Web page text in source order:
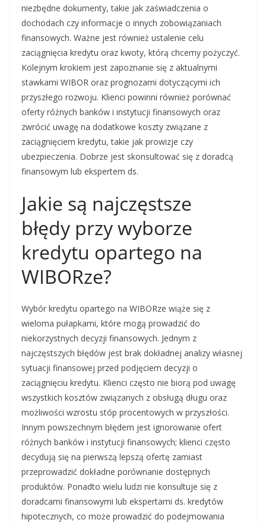
niezbędne dokumenty, takie jak zaświadczenia o
dochodach czy informacje o innych zobowiązaniach
finansowych. Ważne jest również ustalenie celu
zaciągnięcia kredytu oraz kwoty, którą chcemy pożyczyć.
Kolejnym krokiem jest zapoznanie się z aktualnymi
stawkami WIBOR oraz prognozami dotyczącymi ich
przyszłego rozwoju. Klienci powinni również porównać
oferty różnych banków i instytucji finansowych oraz
zwrócić uwagę na dodatkowe koszty związane z
zaciągnięciem kredytu, takie jak prowizje czy
ubezpieczenia. Dobrze jest skonsultować się z doradcą
finansowym lub ekspertem ds.
Jakie są najczęstsze
błędy przy wyborze
kredytu opartego na
WIBORze?
Wybór kredytu opartego na WIBORze wiąże się z
wieloma pułapkami, które mogą prowadzić do
niekorzystnych decyzji finansowych. Jednym z
najczęstszych błędów jest brak dokładnej analizy własnej
sytuacji finansowej przed podjęciem decyzji o
zaciągnięciu kredytu. Klienci często nie biorą pod uwagę
wszystkich kosztów związanych z obsługą długu oraz
możliwości wzrostu stóp procentowych w przyszłości.
Innym powszechnym błędem jest ignorowanie ofert
różnych banków i instytucji finansowych; klienci często
decydują się na pierwszą lepszą ofertę zamiast
przeprowadzić dokładne porównanie dostępnych
produktów. Ponadto wielu ludzi nie konsultuje się z
doradcami finansowymi lub ekspertami ds. kredytów
hipotecznych, co może prowadzić do podejmowania